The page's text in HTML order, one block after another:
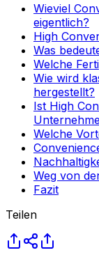
Wieviel
eigentlich?
High
Was
Welche
Wie wird
hergestellt?
Ist High
Welche
Weg von
Fazit
Teilen